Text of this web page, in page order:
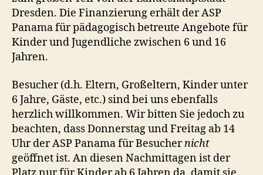
Dresden. Die Finanzierung erhält der ASP
Panama für pädagogisch betreute Angebote für
Kinder und Jugendliche zwischen 6 und 16
Jahren.
Besucher (d.h. Eltern, Großeltern, Kinder unter
6 Jahre, Gäste, etc.) sind bei uns ebenfalls
herzlich willkommen. Wir bitten Sie jedoch zu
beachten, dass Donnerstag und Freitag ab 14
Uhr der ASP Panama für Besuchernicht
geöffnet ist. An diesen Nachmittagen ist der